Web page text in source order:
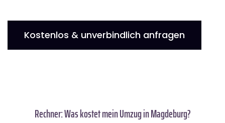
Kostenlos & unverbindlich anfragen
Rechner: Was kostet mein Umzug in Magdeburg?